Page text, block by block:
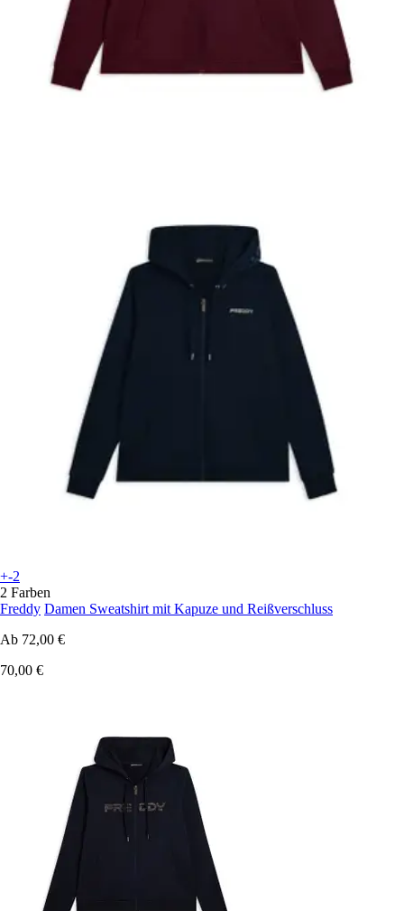
+-2
2 Farben
Freddy Damen Sweatshirt mit Kapuze und Reißverschluss
Ab 72,00 €
70,00 €